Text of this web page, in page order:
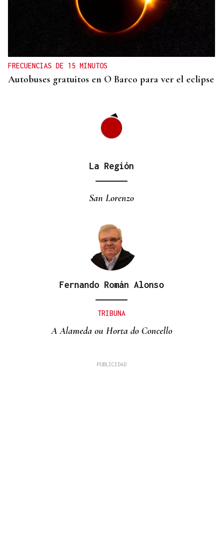
HEMEROTECA
Historia en 4 tiempos | II Motocross Festa da Bica
en la Estación de Manzaneda
FRECUENCIAS DE 15 MINUTOS
Autobuses gratuitos en O Barco para ver el eclipse
La Región
San Lorenzo
Fernando Román Alonso
TRIBUNA
A Alameda ou Horta do Concello